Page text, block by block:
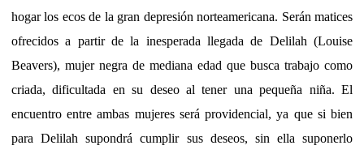
hogar los ecos de la gran depresión norteamericana. Serán matices
ofrecidos a partir de la inesperada llegada de Delilah (Louise
Beavers), mujer negra de mediana edad que busca trabajo como
criada, dificultada en su deseo al tener una pequeña niña. El
encuentro entre ambas mujeres será providencial, ya que si bien
para Delilah supondrá cumplir sus deseos, sin ella suponerlo